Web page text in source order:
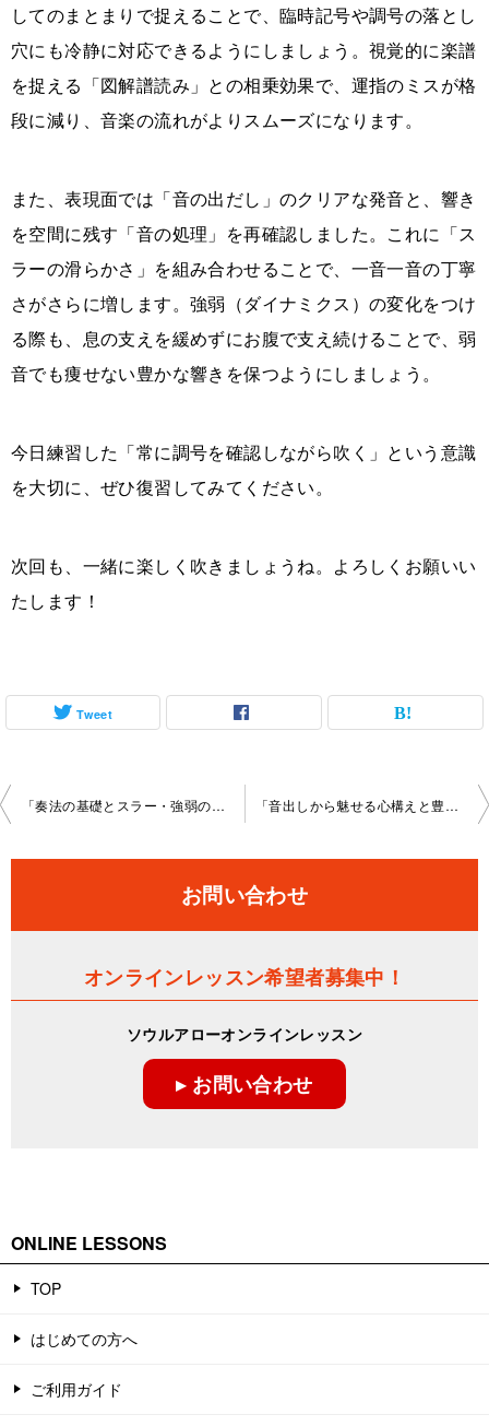
してのまとまりで捉えることで、臨時記号や調号の落とし
穴にも冷静に対応できるようにしましょう。視覚的に楽譜
を捉える「図解譜読み」との相乗効果で、運指のミスが格
段に減り、音楽の流れがよりスムーズになります。
また、表現面では「音の出だし」のクリアな発音と、響き
を空間に残す「音の処理」を再確認しました。これに「ス
ラーの滑らかさ」を組み合わせることで、一音一音の丁寧
さがさらに増します。強弱（ダイナミクス）の変化をつけ
る際も、息の支えを緩めずにお腹で支え続けることで、弱
音でも痩せない豊かな響きを保つようにしましょう。
今日練習した「常に調号を確認しながら吹く」という意識
を大切に、ぜひ復習してみてください。
次回も、一緒に楽しく吹きましょうね。よろしくお願いい
たします！
Tweet
投
ビ
「奏法の基礎とスラー・強弱の豊かな表現」オンラインレッスン2026-3-28-no0106-1168 「音出しから魅せる心構えと豊かな響きを目指した音作り」オンラインレッスン2026-4-4-no0106-1168
お問い合わせ
オンラインレッスン希望者募集中！
ソウルアローオンラインレッスン
▸ お問い合わせ
ONLINE LESSONS
TOP
はじめての方へ
ご利用ガイド